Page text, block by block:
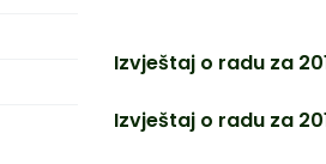
Izvještaj o radu za
Izvještaj o radu za